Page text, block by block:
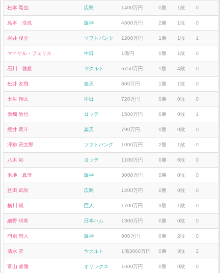
松本 竜也 広島 1400万円 0勝 1敗 0
島本 浩也 阪神 4800万円 2勝 1敗 0
岩井 俊介 ソフトバンク 1200万円 1勝 1敗 1
マイケル・フェリス 中日 1億円 0勝 1敗 0
石川 雅規 ヤクルト 6750万円 1勝 4敗 0
松井 友飛 楽天 800万円 1勝 1敗 0
土生 翔太 中日 720万円 0勝 0敗 0
廣畑 敦也 ロッテ 1500万円 0勝 0敗 1
櫻井 周斗 楽天 790万円 0勝 0敗 0
澤柳 亮太郎 ソフトバンク 1000万円 2勝 1敗 0
八木 彬 ロッテ 1100万円 0勝 0敗 0
浜地 真澄 阪神 3000万円 0勝 0敗 0
益田 武尚 広島 1200万円 0勝 0敗 0
横川 凱 巨人 1700万円 3勝 1敗 0
細野 晴希 日本ハム 1300万円 0勝 0敗 0
門別 啓人 阪神 800万円 0勝 2敗 0
清水 昇 ヤクルト 1億3000万円 0勝 3敗 2
富山 凌雅 オリックス 1600万円 0勝 0敗 0